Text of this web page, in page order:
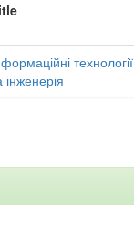
технології
інженерія